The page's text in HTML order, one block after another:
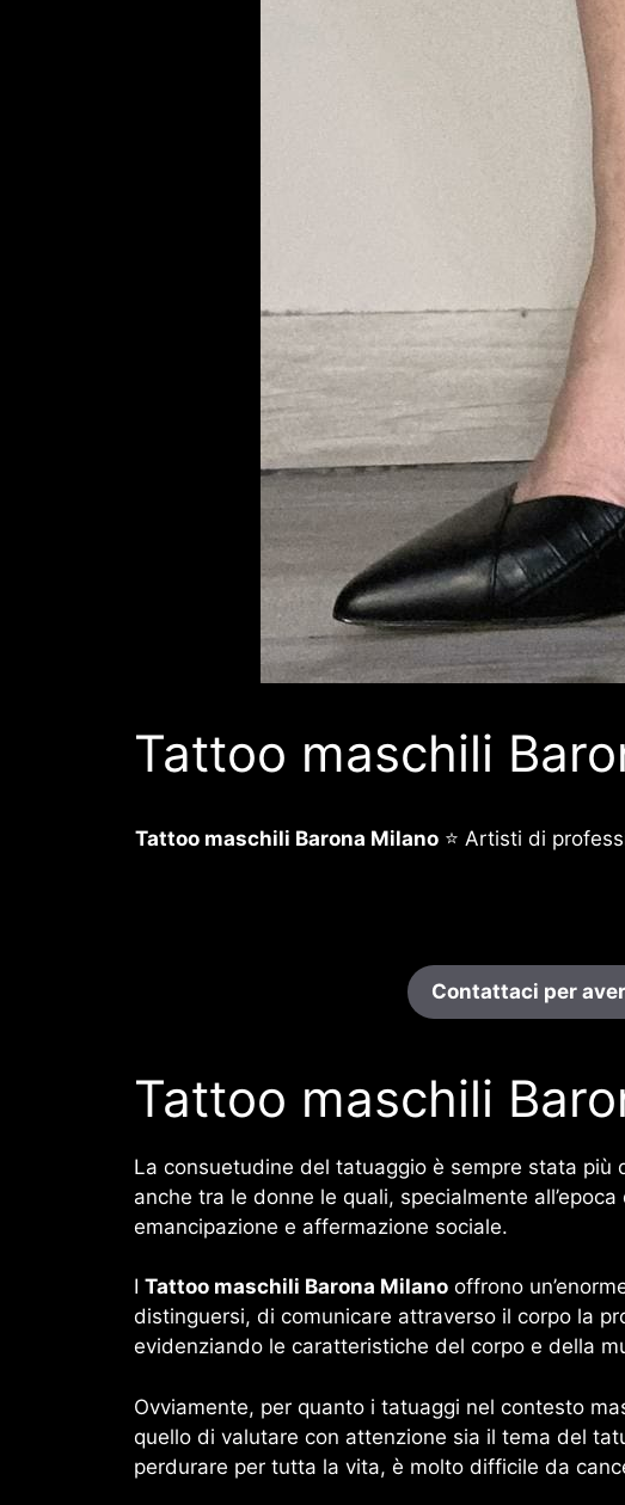
Tattoo maschili
Tattoo maschili Barona Milano⭐ Artisti di
Contattaci per
Tattoo maschili
La consuetudine del tatuaggio è sempre stata
anche tra le donne le quali, specialmente
emancipazione e affermazione sociale.
I Tattoo maschili Barona Milano offrono
distinguersi, di comunicare attraverso il corpo la
evidenziando le caratteristiche del corpo e della
Ovviamente, per quanto i tatuaggi nel contesto
quello di valutare con attenzione sia il tema del
perdurare per tutta la vita, è molto difficile da